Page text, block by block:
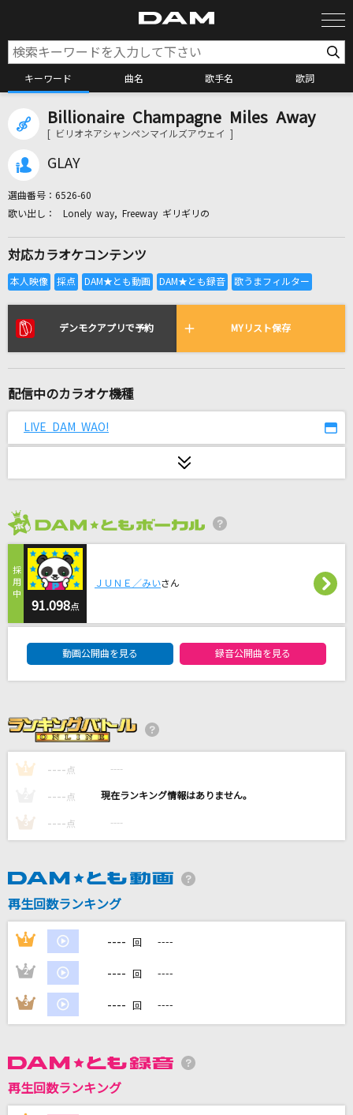
キーワード 曲名 歌手名 歌詞
カラオケ検索
全国りれき
リアルタイムで歌われている曲の一覧
STILL LOVE HER (失われた風景)
紫陽花の残夢で逢いましょう
LUNA SEA
夏色
[生音]水平線
back number
アカイシンキロウ
SUPER EIGHT
浮世・色恋沙汰
竹村こずえ
星空のディスタンス(原曲キー)
Cry Baby
Official髭男dism
DAMの新曲・ランキングなど
DAMに会員登録・ログインして
Billionaire Champagne Miles Away
[ ビリオネアシャンペンマイルズアウェイ ]
GLAY
選曲番号： 6526-60
Lonely way, Freeway ギリギリの
対応カラオケコンテンツ
デンモクアプリで予約 MYリスト保存
配信中のカラオケ機種
LIVE DAM WAO!
91.098点
ＪＵＮＥ／みいさん
動画公開曲を見る 録音公開曲を見る
1 ---- 点 ----
---- 点 ----
3 ---- 点 ----
再生回数ランキング
1 ---- 回 ----
2 ---- 回 ----
3 ---- 回 ----
再生回数ランキング